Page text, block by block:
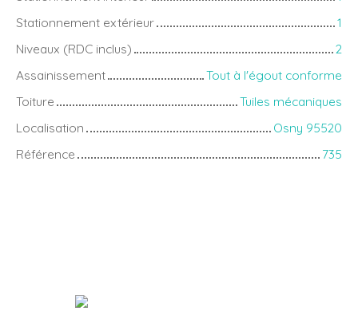
Stationnement extérieur
1
Niveaux (RDC inclus)
2
Assainissement
Tout à l'égout conforme
Toiture
Tuiles mécaniques
Localisation
Osny 95520
Référence
735